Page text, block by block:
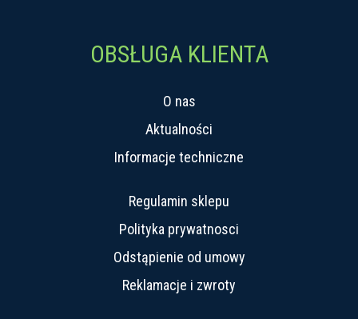
OBSŁUGA KLIENTA
O nas
Aktualności
Informacje techniczne
Regulamin sklepu
Polityka prywatnosci
Odstąpienie od umowy
Reklamacje i zwroty